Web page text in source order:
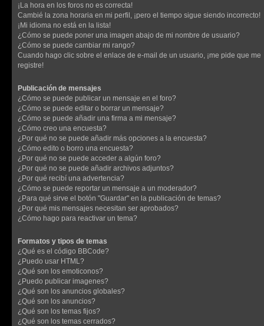
¡La hora en los foros no es correcta!
Cambié la zona horaria en mi perfil, ¡pero el tiempo sigue siendo incorrecto!
¡Mi idioma no está en la lista!
¿Cómo se puede poner una imagen abajo de mi nombre de usuario?
¿Cómo se puede cambiar mi rango?
Cuando hago clic sobre el enlace de e-mail de un usuario, ¡me pide que me
registre!
Publicación de mensajes
¿Cómo se puede publicar un mensaje en el foro?
¿Cómo se puede editar o borrar un mensaje?
¿Cómo se puede añadir una firma a mi mensaje?
¿Cómo creo una encuesta?
¿Por qué no se puede añadir más opciones a la encuesta?
¿Cómo edito o borro una encuesta?
¿Por qué no se puede acceder a algún foro?
¿Por qué no se puede añadir archivos adjuntos?
¿Por qué recibí una advertencia?
¿Cómo se puede reportar un mensaje a un moderador?
¿Para qué sirve el botón "Guardar" en la publicación de temas?
¿Por qué mis mensajes necesitan ser aprobados?
¿Cómo hago para reactivar un tema?
Formatos y tipos de temas
¿Qué es el código BBCode?
¿Puedo usar HTML?
¿Qué son los emoticonos?
¿Puedo publicar imagenes?
¿Qué son los anuncios globales?
¿Qué son los anuncios?
¿Qué son los temas fijos?
¿Qué son los temas cerrados?